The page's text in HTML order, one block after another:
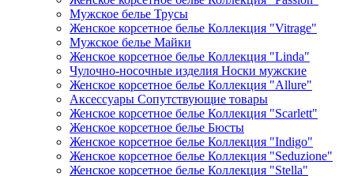
Мужское белье Трусы
Женское корсетное белье Коллекция "Vitrage"
Мужское белье Майки
Женское корсетное белье Коллекция "Linda"
Чулочно-носочные изделия Носки мужские
Женское корсетное белье Коллекция "Allure"
Аксессуары Сопутствующие товары
Женское корсетное белье Коллекция "Scarlett"
Женское корсетное белье Бюсты
Женское корсетное белье Коллекция "Indigo"
Женское корсетное белье Коллекция "Seduzione"
Женское корсетное белье Коллекция "Stella"